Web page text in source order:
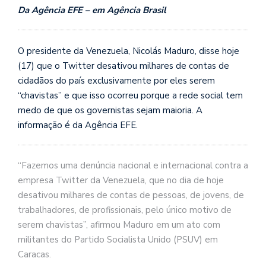
Da Agência EFE – em Agência Brasil
O presidente da Venezuela, Nicolás Maduro, disse hoje
(17) que o Twitter desativou milhares de contas de
cidadãos do país exclusivamente por eles serem
“chavistas” e que isso ocorreu porque a rede social tem
medo de que os governistas sejam maioria. A
informação é da Agência EFE.
“Fazemos uma denúncia nacional e internacional contra a
empresa Twitter da Venezuela, que no dia de hoje
desativou milhares de contas de pessoas, de jovens, de
trabalhadores, de profissionais, pelo único motivo de
serem chavistas”, afirmou Maduro em um ato com
militantes do Partido Socialista Unido (PSUV) em
Caracas.